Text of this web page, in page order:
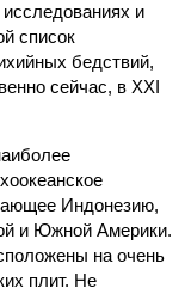
и
список
бедствий,
сейчас, в XXI
Индонезию,
и Южной Америки.
на очень
плит. Не